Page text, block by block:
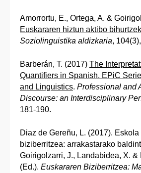
Amorrortu, E., Ortega, A. &
Euskararen hiztun aktibo
Soziolinguistika aldizkaria,
Barberán, T. (2017) The
Quantifiers in Spanish. EPiC
and Linguistics. Professional and
Discourse: an Interdisciplinary
181-190.
Diaz de Gereñu, L. (2017).
biziberritzea: arrakastarako
Goirigolzarri, J., Landabidea, X. &
(Ed.). Euskararen Biziberritzea: